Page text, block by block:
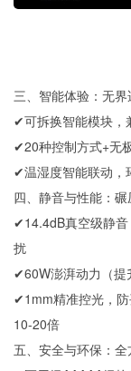
三、智能体验：无
✔可拆换智能模块，
✔20种控制方式+无
✔温湿度智能联动，
四、静音与性能：
✔14.4dB真空级静
扰
✔60W澎湃动力（提
✔1mm精准控光，
10-20倍
五、安全与环保：全